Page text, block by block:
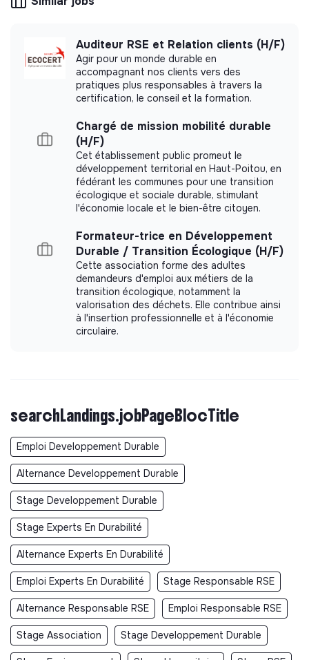
More information
Website
Company
< 15 persons
Consulting
Impact study
AZOCO did not yet communicate its impact
measurement.
Labels and certifications
This structure did not communicate to us the
labels or certifications that it was able to obtain.
Did not yet add a transparency document.
Auditeur RSE et Relation clients (H/F)
Agir pour un monde durable en
accompagnant nos clients vers des
pratiques plus responsables à travers la
certification, le conseil et la formation.
Chargé de mission mobilité durable
(H/F)
Cet établissement public promeut le
développement territorial en Haut-Poitou, en
fédérant les communes pour une transition
écologique et sociale durable, stimulant
l'économie locale et le bien-être citoyen.
Formateur-trice en Développement
Durable / Transition Écologique (H/F)
Cette association forme des adultes
demandeurs d'emploi aux métiers de la
transition écologique, notamment la
valorisation des déchets. Elle contribue ainsi
à l'insertion professionnelle et à l'économie
circulaire.
searchLandings.jobPageBlocTitle
Emploi Developpement Durable
Alternance Developpement Durable
Stage Developpement Durable
Stage Experts En Durabilité
Alternance Experts En Durabilité
Emploi Experts En Durabilité Stage Responsable RSE
Alternance Responsable RSE Emploi Responsable RSE
Stage Association Stage Developpement Durable